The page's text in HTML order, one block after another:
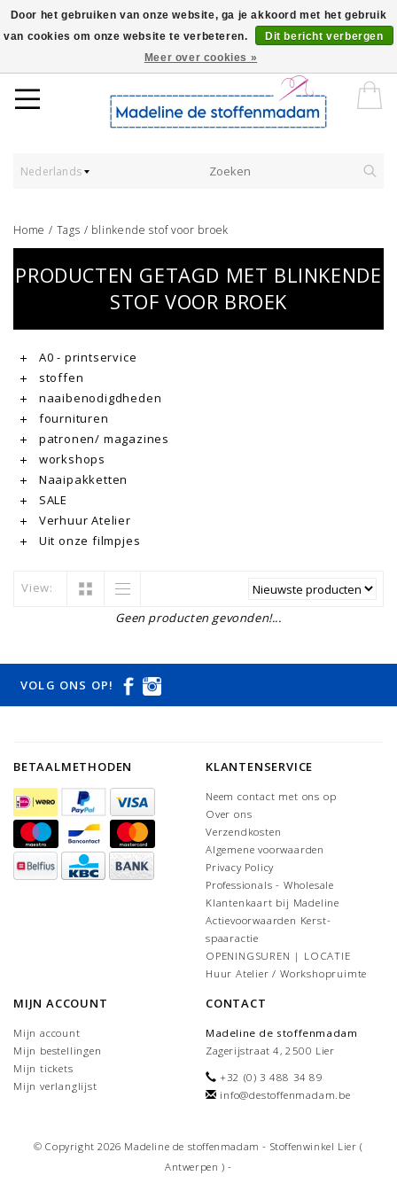
Worldwide Shipping - Onze stoffen worden verkocht per 10 cm.
Nederlands
Home / Tags / blinkende stof voor broek
PRODUCTEN GETAGD MET BLINKENDE
STOF VOOR BROEK
A0 - printservice
stoffen
naaibenodigdheden
fournituren
patronen/ magazines
workshops
Naaipakketten
SALE
Verhuur Atelier
Uit onze filmpjes
View:
Geen producten gevonden!...
VOLG ONS OP!
BETAALMETHODEN KLANTENSERVICE
Neem contact met ons op
Over ons
Verzendkosten
Algemene voorwaarden
Privacy Policy
Professionals - Wholesale
Klantenkaart bij Madeline
Actievoorwaarden Kerst-
spaaractie
OPENINGSUREN | LOCATIE
Huur Atelier / Workshopruimte
MIJN ACCOUNT
Mijn account
Mijn bestellingen
Mijn tickets
Mijn verlanglijst
CONTACT
Madeline de stoffenmadam
Zagerijstraat 4, 2500 Lier
+32 (0) 3 488 34 89
info@destoffenmadam.be
© Copyright 2026 Madeline de stoffenmadam - Stoffenwinkel Lier (
Antwerpen ) -
Door het gebruiken van onze website, ga je akkoord met het gebruik
van cookies om onze website te verbeteren.
Dit bericht verbergen
Meer over cookies »